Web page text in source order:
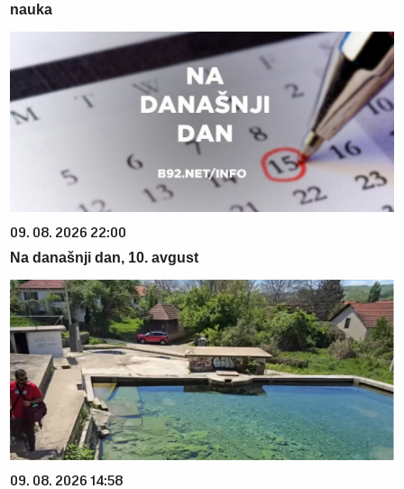
nauka
09. 08. 2026 22:00
Na današnji dan, 10. avgust
09. 08. 2026 14:58